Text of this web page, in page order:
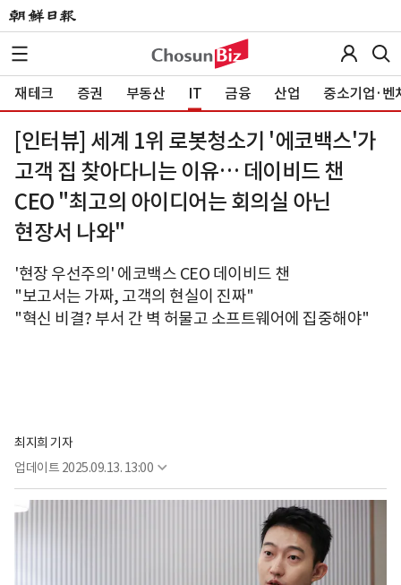
재테크 증권 부동산 IT 금융 산업 중소기업·벤
[인터뷰] 세계 1위 로봇청소기 '에코백스'가
고객 집 찾아다니는 이유… 데이비드 챈
CEO "최고의 아이디어는 회의실 아닌
현장서 나와"
'현장 우선주의' 에코백스 CEO 데이비드 챈
"보고서는 가짜, 고객의 현실이 진짜"
"혁신 비결? 부서 간 벽 허물고 소프트웨어에 집중해야"
최지희 기자
업데이트 2025.09.13. 13:00